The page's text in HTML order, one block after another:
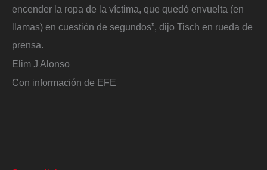
encender la ropa de la víctima, que quedó envuelta (en
llamas) en cuestión de segundos”, dijo Tisch en rueda de
prensa.
Elim J Alonso
Con información de EFE